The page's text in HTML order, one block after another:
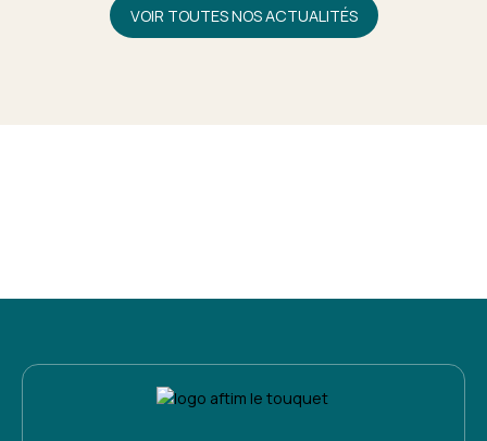
VOIR TOUTES NOS ACTUALITÉS